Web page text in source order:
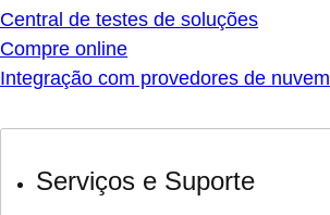
Central de testes de soluções
Compre online
Integração com provedores de nuvem
Serviços e Suporte